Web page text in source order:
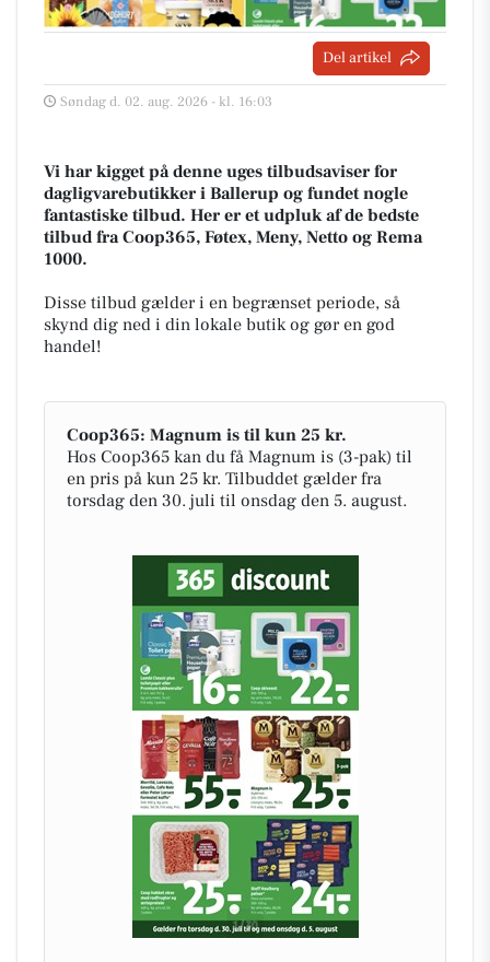
Del artikel
Søndag d. 02. aug. 2026 - kl. 16:03
Vi har kigget på denne uges tilbudsaviser for
dagligvarebutikker i Ballerup og fundet nogle
fantastiske tilbud. Her er et udpluk af de bedste
tilbud fra Coop365, Føtex, Meny, Netto og Rema
1000.
Disse tilbud gælder i en begrænset periode, så
skynd dig ned i din lokale butik og gør en god
handel!
Coop365: Magnum is til kun 25 kr.
Hos Coop365 kan du få Magnum is (3-pak) til
en pris på kun 25 kr. Tilbuddet gælder fra
torsdag den 30. juli til onsdag den 5. august.